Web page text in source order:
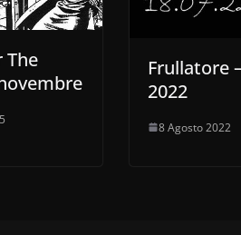
The
Frullatore
2022
8 Agosto 2022